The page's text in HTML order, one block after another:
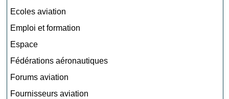
Ecoles aviation
Emploi et formation
Espace
Fédérations aéronautiques
Forums aviation
Fournisseurs aviation